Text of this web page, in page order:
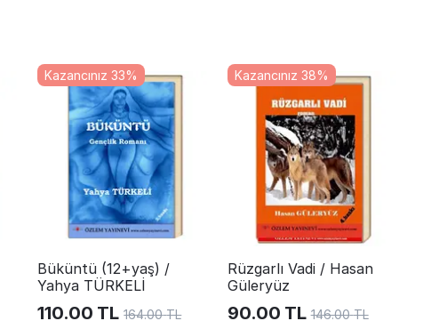
Kazancınız 33%
Büküntü (12+yaş) /
Yahya TÜRKELİ
110.00 TL 164.00 TL
Kazancınız 38%
Rüzgarlı Vadi / Hasan
Güleryüz
90.00 TL 146.00 TL